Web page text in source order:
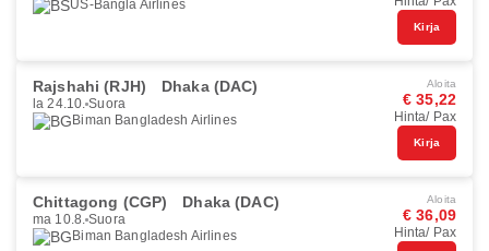
US-Bangla Airlines
Kirja
Rajshahi (RJH) Dhaka (DAC)
la 24.10. Suora
Biman Bangladesh Airlines
Aloita
€ 35,22
Hinta/ Pax
Kirja
Chittagong (CGP) Dhaka (DAC)
ma 10.8. Suora
Biman Bangladesh Airlines
Aloita
€ 36,09
Hinta/ Pax